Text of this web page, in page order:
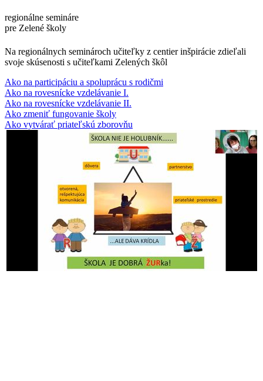
regionálne semináre
pre Zelené školy
Na regionálnych seminároch učiteľky z centier inšpirácie zdieľali
svoje skúsenosti s učiteľkami Zelených škôl
Ako na participáciu a spoluprácu s rodičmi
Ako na rovesnícke vzdelávanie I.
Ako na rovesnícke vzdelávanie II.
Ako zmeniť fungovanie školy
Ako vytvárať priateľskú zborovňu